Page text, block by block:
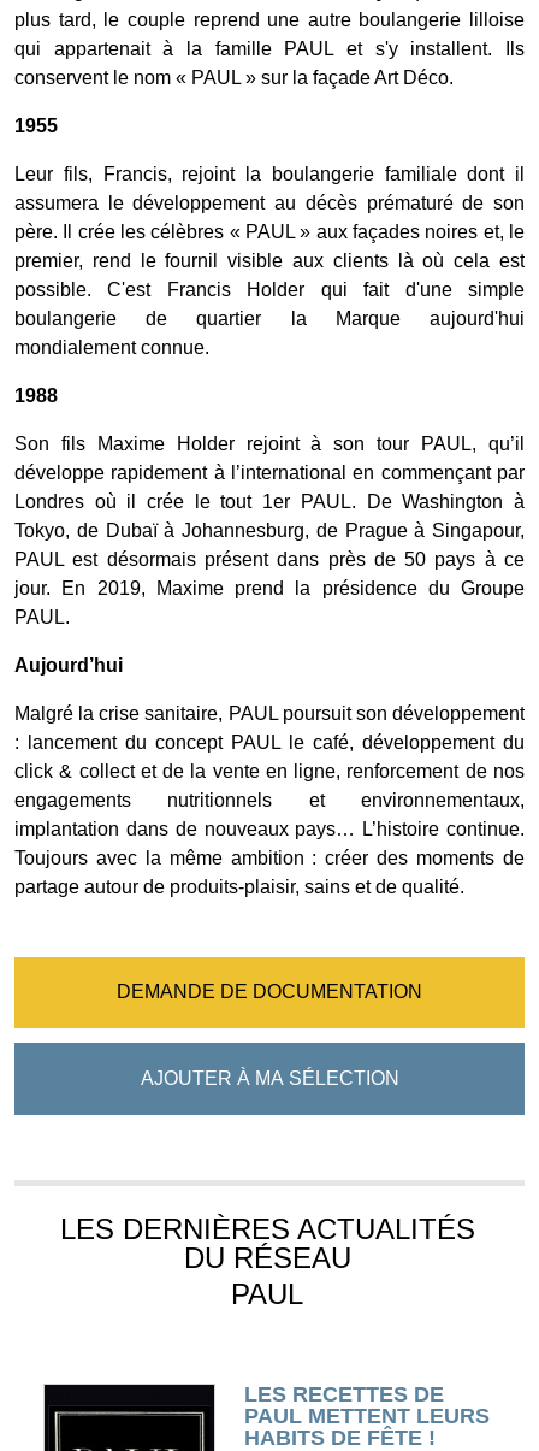
plus tard, le couple reprend une autre boulangerie lilloise
qui appartenait à la famille PAUL et s'y installent. Ils
conservent le nom « PAUL » sur la façade Art Déco.
1955
Leur fils, Francis, rejoint la boulangerie familiale dont il
assumera le développement au décès prématuré de son
père. Il crée les célèbres « PAUL » aux façades noires et, le
premier, rend le fournil visible aux clients là où cela est
possible. C'est Francis Holder qui fait d'une simple
boulangerie de quartier la Marque aujourd'hui
mondialement connue.
1988
Son fils Maxime Holder rejoint à son tour PAUL, qu’il
développe rapidement à l’international en commençant par
Londres où il crée le tout 1er PAUL. De Washington à
Tokyo, de Dubaï à Johannesburg, de Prague à Singapour,
PAUL est désormais présent dans près de 50 pays à ce
jour. En 2019, Maxime prend la présidence du Groupe
PAUL.
Aujourd’hui
Malgré la crise sanitaire, PAUL poursuit son développement
: lancement du concept PAUL le café, développement du
click & collect et de la vente en ligne, renforcement de nos
engagements nutritionnels et environnementaux,
implantation dans de nouveaux pays… L’histoire continue.
Toujours avec la même ambition : créer des moments de
partage autour de produits-plaisir, sains et de qualité.
DEMANDE DE DOCUMENTATION
AJOUTER À MA SÉLECTION
LES DERNIÈRES ACTUALITÉS
DU RÉSEAU
PAUL
LES RECETTES DE
PAUL METTENT LEURS
HABITS DE FÊTE !